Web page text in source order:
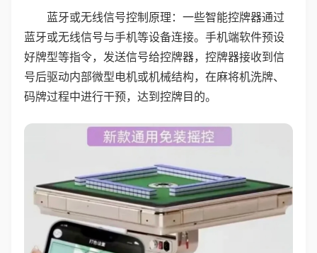
蓝牙或无线信号控制原理：一些智能控牌器通过
蓝牙或无线信号与手机等设备连接。手机端软件预设
好牌型等指令，发送信号给控牌器，控牌器接收到信
号后驱动内部微型电机或机械结构，在麻将机洗牌、
码牌过程中进行干预，达到控牌目的。